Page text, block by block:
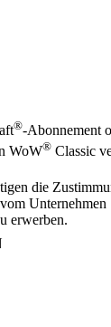
®-Abonnement
WoW® Classic
die
erwerben.